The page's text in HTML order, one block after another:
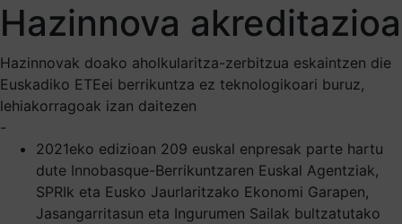
Hazinnova akreditazioa
Hazinnovak doako aholkularitza-zerbitzua eskaintzen die
Euskadiko ETEei berrikuntza ez teknologikoari buruz,
lehiakorragoak izan daitezen
-
2021eko edizioan 209 euskal enpresak parte hartu
dute Innobasque-Berrikuntzaren Euskal Agentziak,
SPRIk eta Eusko Jaurlaritzako Ekonomi Garapen,
Jasangarritasun eta Ingurumen Sailak bultzatutako